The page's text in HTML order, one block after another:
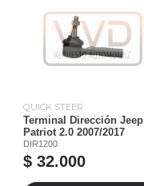
QUICK STEER
Terminal Dirección Jeep
Patriot 2.0 2007/2017
DIR1200
$ 32.000